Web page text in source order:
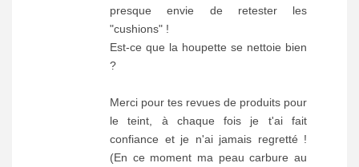
presque envie de retester les
"cushions" !
Est-ce que la houpette se nettoie bien
?
Merci pour tes revues de produits pour
le teint, à chaque fois je t'ai fait
confiance et je n'ai jamais regretté !
(En ce moment ma peau carbure au